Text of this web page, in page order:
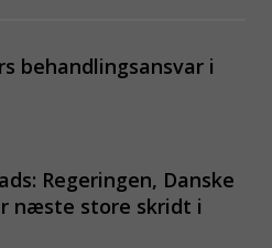
behandlingsansvar i
Regeringen, Danske
næste store skridt i